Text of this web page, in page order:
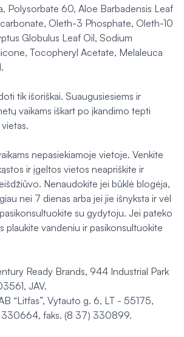
Polysorbate 60, Aloe Barbadensis Leaf
Oleth-3 Phosphate, Oleth-10
Globulus Leaf Oil, Sodium
Tocopheryl Acetate, Melaleuca
tik išoriškai. Suaugusiesiems ir
vaikams iškart po įkandimo tepti
nepasiekiamoje vietoje. Venkite
ir įgeltos vietos neapriškite ir
Nenaudokite jei būklė blogėja,
nei 7 dienas arba jei jie išnyksta ir vėl
su gydytoju. Jei pateko
plaukite vandeniu ir pasikonsultuokite
Ready Brands, 944 Industrial Park
JAV.
“Litfas”, Vytauto g. 6, LT - 55175,
330664, faks. (8 37) 330899.